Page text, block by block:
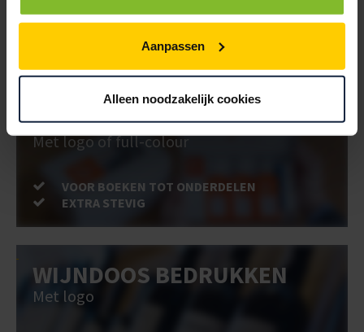
Aanpassen
Alleen noodzakelijk cookies
EXTRA STEVIG
DOOS BEDRUKKEN
Met logo of full-colour
VOOR BOEKEN TOT ONDERDELEN
EXTRA STEVIG
WIJNDOOS BEDRUKKEN
Met logo